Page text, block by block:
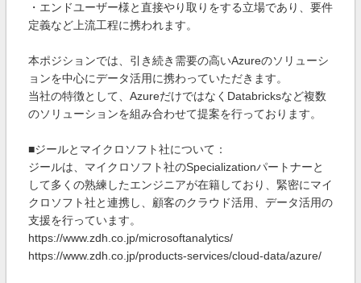
・エンドユーザー様と直接やり取りをする立場であり、要件
定義など上流工程に携われます。
本ポジションでは、引き続き需要の高いAzureのソリューシ
ョンを中心にデータ活用に携わっていただきます。
当社の特徴として、AzureだけではなくDatabricksなど複数
のソリューションを組み合わせて提案を行っております。
■ジールとマイクロソフト社について：
ジールは、マイクロソフト社のSpecializationパートナーと
して多くの熟練したエンジニアが在籍しており、緊密にマイ
クロソフト社と連携し、顧客のクラウド活用、データ活用の
支援を行っています。
https://www.zdh.co.jp/microsoftanalytics/
https://www.zdh.co.jp/products-services/cloud-data/azure/